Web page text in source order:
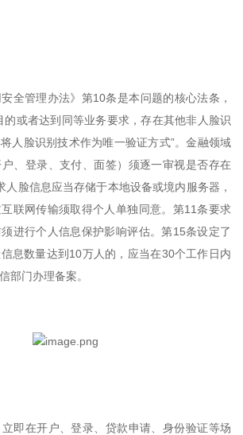
安全管理办法》第10条是本问题的核心法条，
的或者达到同等业务要求，存在其他非人脸识
人脸识别技术作为唯一验证方式”。金融领域
、登录、支付、面签）须逐一审视是否存在
人脸信息应当存储于本地设备或境内服务器，
联网传输须取得个人单独同意。第11条要求
进行个人信息保护影响评估。第15条设定了
息数量达到10万人的，应当在30个工作日内
部门办理备案。
立即在开户、登录、贷款申请、身份验证等场